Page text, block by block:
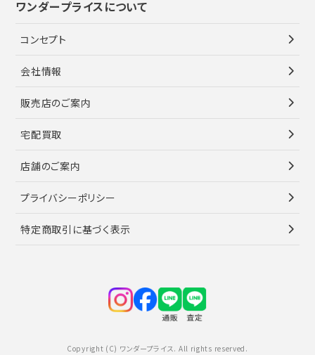
ワンダープライスについて
コンセプト
会社情報
販売店のご案内
宅配買取
店舗のご案内
プライバシーポリシー
特定商取引に基づく表示
Copyright (C) ワンダープライス. All rights reserved.